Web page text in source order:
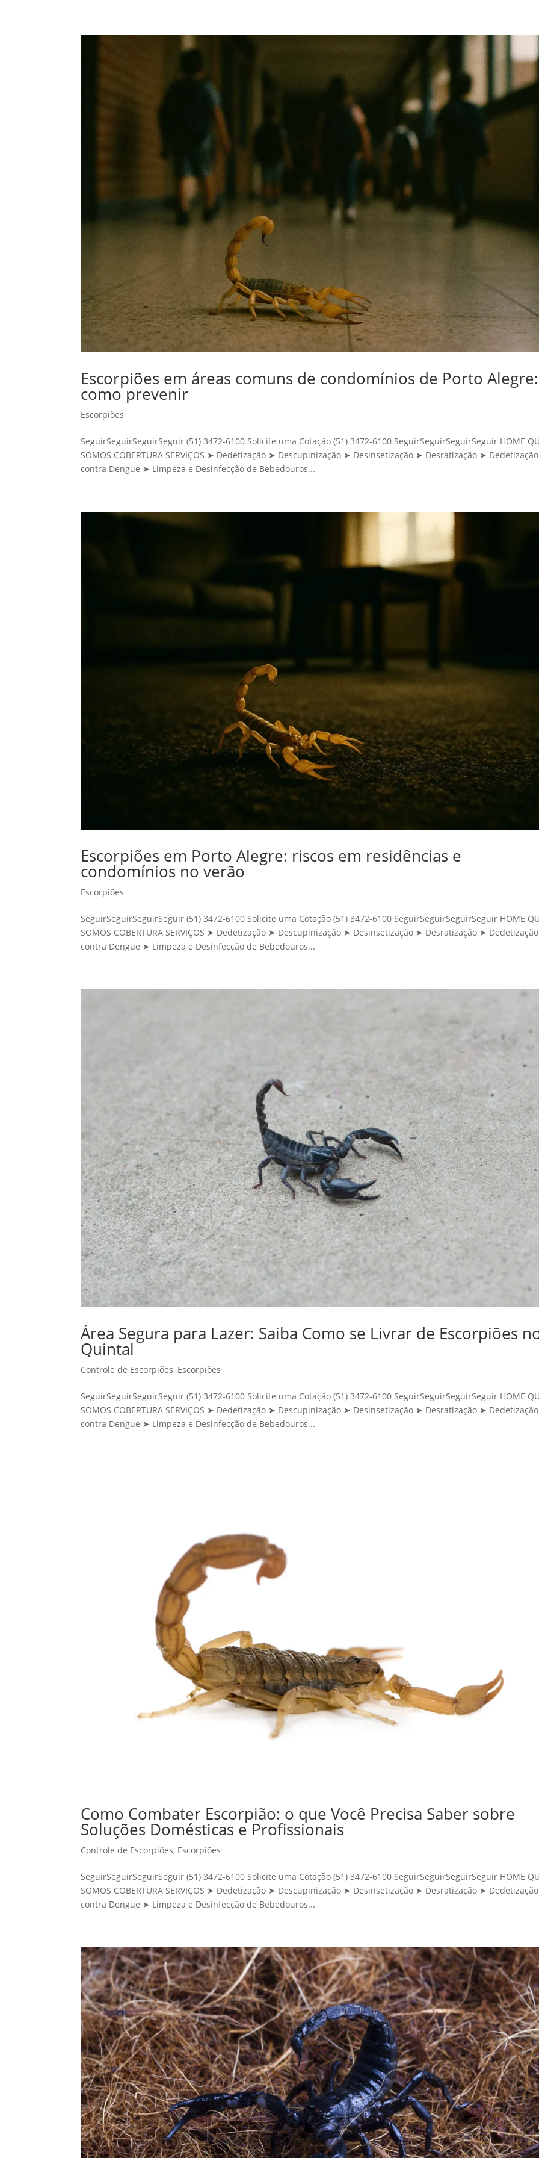
Escorpiões em áreas comuns de condomínios de Porto Alegre:
como prevenir
Escorpiões
SeguirSeguirSeguirSeguir (51) 3472-6100 Solicite uma Cotação (51) 3472-6100 SeguirSeguirSeguirSeguir HOME
SOMOS COBERTURA SERVIÇOS ➤ Dedetização ➤ Descupinização ➤ Desinsetização ➤ Desratização ➤ Dedetização
contra Dengue ➤ Limpeza e Desinfecção de Bebedouros...
Escorpiões em Porto Alegre: riscos em residências e
condomínios no verão
Escorpiões
SeguirSeguirSeguirSeguir (51) 3472-6100 Solicite uma Cotação (51) 3472-6100 SeguirSeguirSeguirSeguir HOME
SOMOS COBERTURA SERVIÇOS ➤ Dedetização ➤ Descupinização ➤ Desinsetização ➤ Desratização ➤ Dedetização
contra Dengue ➤ Limpeza e Desinfecção de Bebedouros...
Área Segura para Lazer: Saiba Como se Livrar de Escorpiões
Quintal
Controle de Escorpiões, Escorpiões
SeguirSeguirSeguirSeguir (51) 3472-6100 Solicite uma Cotação (51) 3472-6100 SeguirSeguirSeguirSeguir HOME
SOMOS COBERTURA SERVIÇOS ➤ Dedetização ➤ Descupinização ➤ Desinsetização ➤ Desratização ➤ Dedetização
contra Dengue ➤ Limpeza e Desinfecção de Bebedouros...
Como Combater Escorpião: o que Você Precisa Saber sobre
Soluções Domésticas e Profissionais
Controle de Escorpiões, Escorpiões
SeguirSeguirSeguirSeguir (51) 3472-6100 Solicite uma Cotação (51) 3472-6100 SeguirSeguirSeguirSeguir HOME
SOMOS COBERTURA SERVIÇOS ➤ Dedetização ➤ Descupinização ➤ Desinsetização ➤ Desratização ➤ Dedetização
contra Dengue ➤ Limpeza e Desinfecção de Bebedouros...